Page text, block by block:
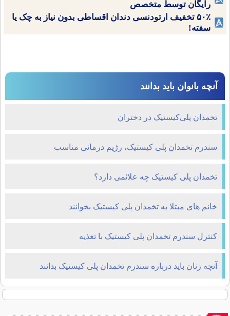
رایگان توسط متخصص
۵۰٪ تخفیف ارتودنسی دندان اقساطی بدون نیاز به چک یا
سفته!
آنچه بانوان باید بدانند
تخمدان پلی‌کیستیک در دختران
سندرم تخمدان پلی کیستیک، رژیم درمانی مناسب
تخمدان پلی کیستیک چه علائمی‎ دارد؟
خانم های مبتلا به تخمدان پلی کیستیک بخوانند
کنترل سندرم تخمدان پلی کیستیک با تغذیه
آنچه زنان باید درباره سندرم تخمدان پلی کیستیک بدانند